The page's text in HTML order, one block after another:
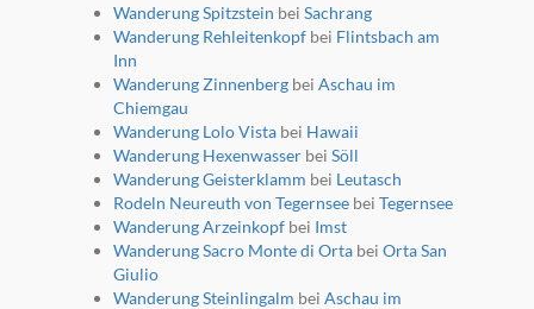
Wanderung Spitzstein bei Sachrang
Wanderung Rehleitenkopfbei Flintsbach am
Inn
Wanderung Zinnenbergbei Aschau im
Chiemgau
Wanderung Lolo Vistabei Hawaii
Wanderung Hexenwasserbei Söll
Wanderung Geisterklamm bei Leutasch
Rodeln Neureuth von Tegernseebei Tegernsee
Wanderung Arzeinkopfbei Imst
Wanderung Sacro Monte di Ortabei Orta San
Giulio
Wanderung Steinlingalm bei Aschau im